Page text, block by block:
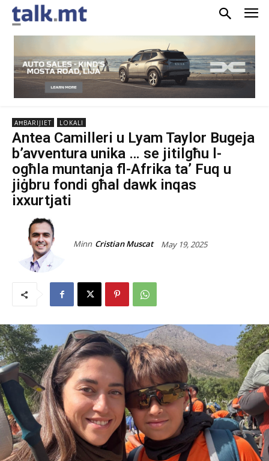
AĦBARIJIET LOKALI
Antea Camilleri u Lyam Taylor Bugeja
b’avventura unika … se jitilgħu l-
ogħla muntanja fl-Afrika ta’ Fuq u
jiġbru fondi għal dawk inqas
ixxurtjati
Minn Cristian Muscat May 19, 2025